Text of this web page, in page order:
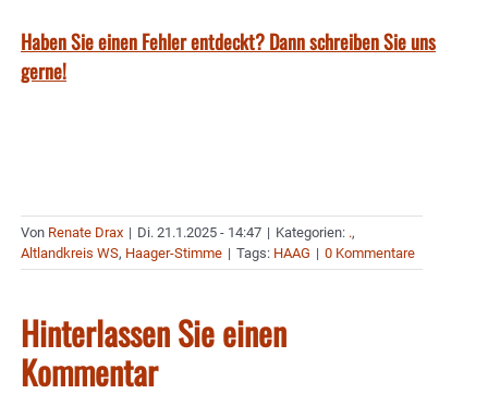
Haben Sie einen Fehler entdeckt? Dann schreiben Sie uns
gerne!
Von Renate Drax | Di. 21.1.2025 - 14:47 | Kategorien: .,
Altlandkreis WS, Haager-Stimme | Tags: HAAG | 0 Kommentare
Hinterlassen Sie einen
Kommentar